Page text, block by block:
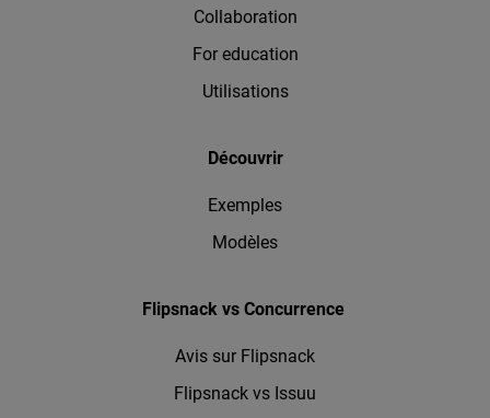
Collaboration
For education
Utilisations
Découvrir
Exemples
Modèles
Flipsnack vs Concurrence
Avis sur Flipsnack
Flipsnack vs Issuu